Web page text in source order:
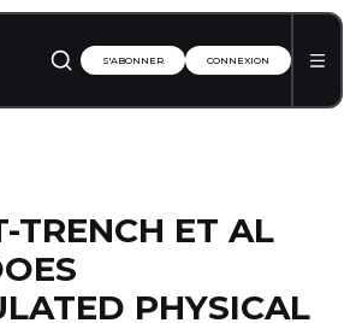
S'ABONNER CONNEXION
TRENCH ET AL
PHYSICAL